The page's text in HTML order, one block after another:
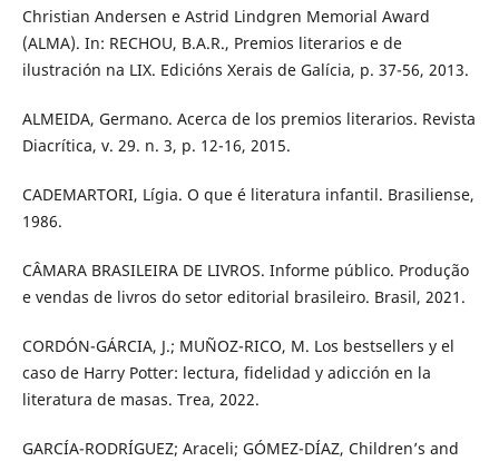
Christian Andersen e Astrid Lindgren Memorial Award
(ALMA). In: RECHOU, B.A.R., Premios literarios e de
ilustración na LIX. Edicións Xerais de Galícia, p. 37-56, 2013.
ALMEIDA, Germano. Acerca de los premios literarios. Revista
Diacrítica, v. 29. n. 3, p. 12-16, 2015.
CADEMARTORI, Lígia. O que é literatura infantil. Brasiliense,
1986.
CÂMARA BRASILEIRA DE LIVROS. Informe público. Produção
e vendas de livros do setor editorial brasileiro. Brasil, 2021.
CORDÓN-GÁRCIA, J.; MUÑOZ-RICO, M. Los bestsellers y el
caso de Harry Potter: lectura, fidelidad y adicción en la
literatura de masas. Trea, 2022.
GARCÍA-RODRÍGUEZ; Araceli; GÓMEZ-DÍAZ, Children’s and